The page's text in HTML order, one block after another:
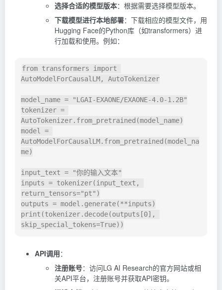
选择合适的模型版本：根据需要选择模型版本。
下载模型进行本地部署：下载相应的模型文件，用
Hugging Face的Python库（如transformers）进
行加载和使用。例如：
from transformers import
AutoModelForCausalLM, AutoTokenizer
model_name =
"LGAI-EXAONE/EXAONE-4.0-1.2B"
tokenizer =
AutoTokenizer. from_pretrained (model_name)
model =
AutoModelForCausalLM. from_pretrained (model_na
me)
input_text =
"你的输入文本"
inputs = tokenizer(input_text ,
return_tensors="pt" )
outputs = model . generate(**inputs)
print (tokenizer. decode(outputs [0] ,
skip_special_tokens=True) )
API调用：
注册账号：访问LG AI Research的官方网站或相
关API平台，注册账号并获取API密钥。